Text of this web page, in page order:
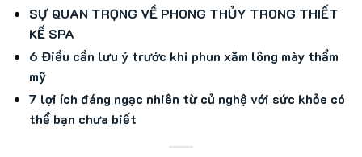
SỰ QUAN TRỌNG VỀ PHONG THỦY TRONG THIẾT
KẾ SPA
6 Điều cần lưu ý trước khi phun xăm lông mày thẩm
mỹ
7 lợi ích đáng ngạc nhiên từ củ nghệ với sức khỏe có
thể bạn chưa biết